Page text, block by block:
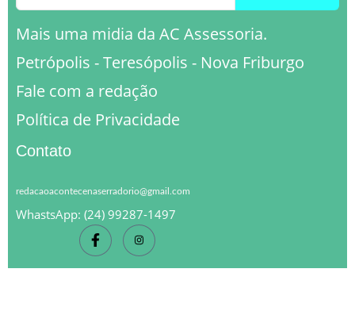
Mais uma midia da AC Assessoria.
Petrópolis - Teresópolis - Nova Friburgo
Fale com a redação
Política de Privacidade
Contato
redacaoacontecenaserradorio@gmail.com
WhastsApp: (24) 99287-1497